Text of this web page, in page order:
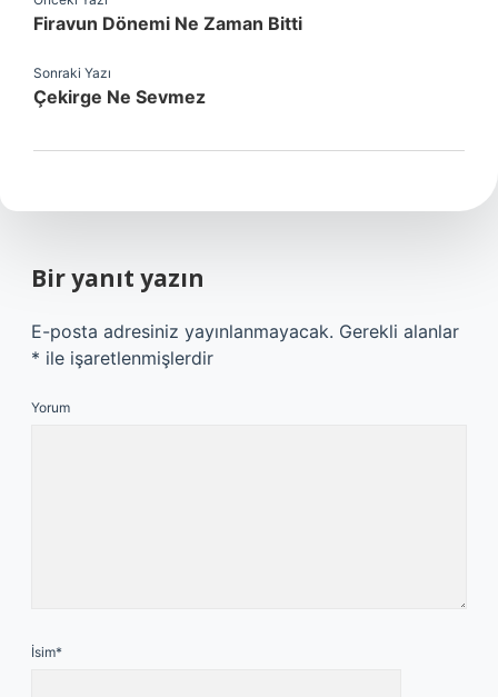
Firavun Dönemi Ne Zaman Bitti
Sonraki Yazı
Çekirge Ne Sevmez
Bir yanıt yazın
E-posta adresiniz yayınlanmayacak. Gerekli alanlar
* ile işaretlenmişlerdir
Yorum
İsim*